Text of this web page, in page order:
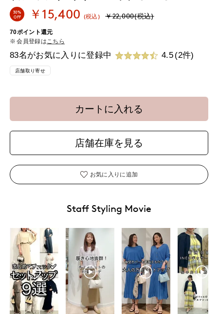
30%
OFF
￥15,400 (税込) ￥22,000(税込)
70ポイント還元
会員登録は こちら
83名がお気に入りに登録中 4.5 (2件)
店舗取り寄せ
カートに入れる
店舗在庫を見る
お気に入りに追加
Staff Styling Movie